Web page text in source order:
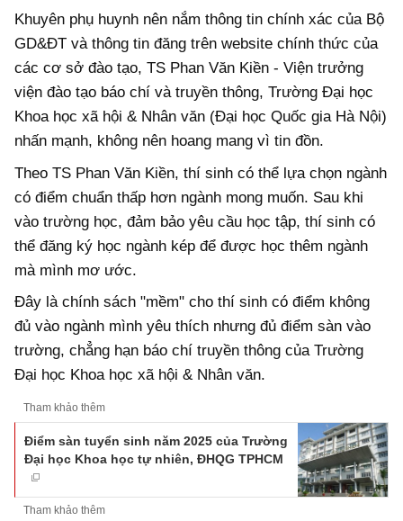
Khuyên phụ huynh nên nắm thông tin chính xác của Bộ
GD&ĐT và thông tin đăng trên website chính thức của
các cơ sở đào tạo, TS Phan Văn Kiền - Viện trưởng
viện đào tạo báo chí và truyền thông, Trường Đại học
Khoa học xã hội & Nhân văn (Đại học Quốc gia Hà Nội)
nhấn mạnh, không nên hoang mang vì tin đồn.
Theo TS Phan Văn Kiền, thí sinh có thể lựa chọn ngành
có điểm chuẩn thấp hơn ngành mong muốn. Sau khi
vào trường học, đảm bảo yêu cầu học tập, thí sinh có
thể đăng ký học ngành kép để được học thêm ngành
mà mình mơ ước.
Đây là chính sách "mềm" cho thí sinh có điểm không
đủ vào ngành mình yêu thích nhưng đủ điểm sàn vào
trường, chẳng hạn báo chí truyền thông của Trường
Đại học Khoa học xã hội & Nhân văn.
Tham khảo thêm
Điểm sàn tuyển sinh năm 2025 của Trường
Đại học Khoa học tự nhiên, ĐHQG TPHCM
Tham khảo thêm